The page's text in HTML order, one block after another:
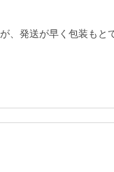
、発送が早く包装もと